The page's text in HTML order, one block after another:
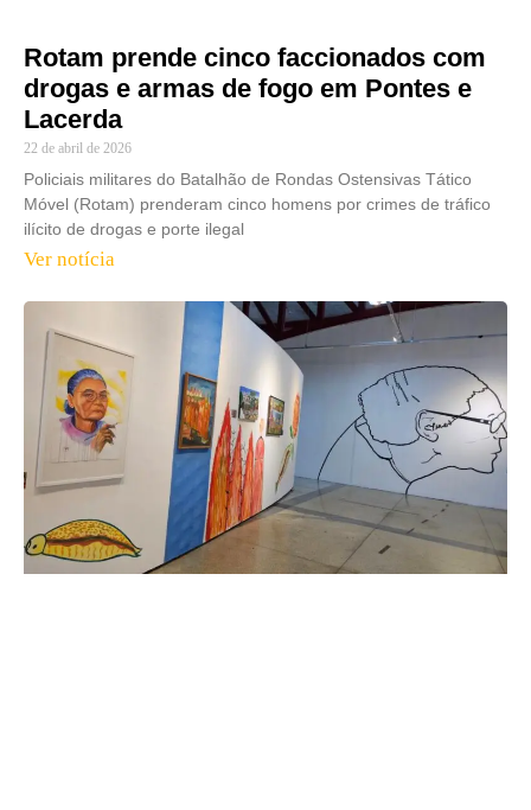
Rotam prende cinco faccionados com
drogas e armas de fogo em Pontes e
Lacerda
22 de abril de 2026
Policiais militares do Batalhão de Rondas Ostensivas Tático
Móvel (Rotam) prenderam cinco homens por crimes de tráfico
ilícito de drogas e porte ilegal
Ver notícia